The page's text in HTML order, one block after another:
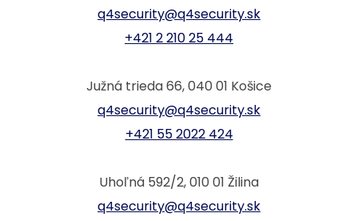
q4security@q4security.sk
+421 2 210 25 444
Južná trieda 66, 040 01 Košice
q4security@q4security.sk
+421 55 2022 424
Uhoľná 592/2, 010 01 Žilina
q4security@q4security.sk